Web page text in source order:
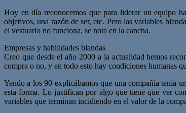
Hoy en día reconocemos que para liderar un equipo
objetivos, una razón de ser, etc. Pero las variables
el vestuario no funciona, se nota en la cancha.
Empresas y habilidades blandas
Creo que desde el año 2000 a la actualidad hemos
compra o no, y en todo esto hay condiciones humanas
Yendo a los 90 explicábamos que una compañía tenía
esta forma. Lo justifican por algo que tiene que ver
variables que terminan incidiendo en el valor de la